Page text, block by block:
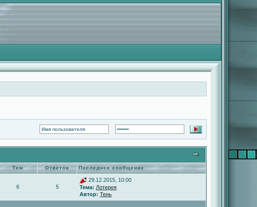
Тем Ответов Последнее сообщение
6 5
29.12.2015, 10:00
Тема: Лотерея
Автор: Тень